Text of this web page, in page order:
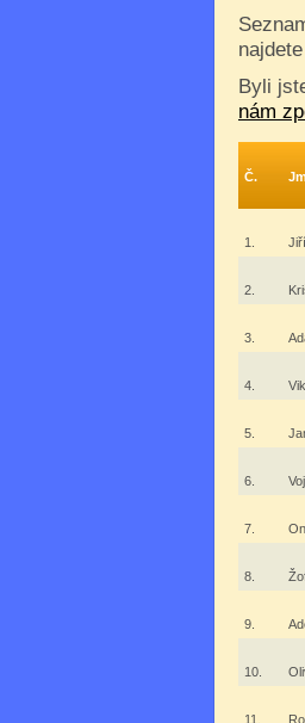
najdete
Byli
nám
Č.
1.
2.
3.
4.
5.
6.
7.
8.
9.
10.
11.